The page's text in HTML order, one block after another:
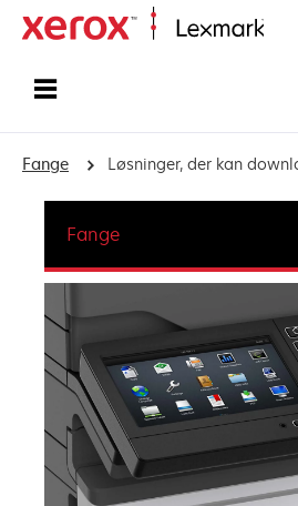
Fange Løsninger, der kan
Fange